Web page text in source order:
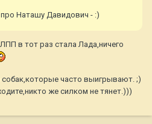
Наташу Давидович - :)
в тот раз стала Лада,ничего
часто выигрывают. ;)
же силком не тянет.)))